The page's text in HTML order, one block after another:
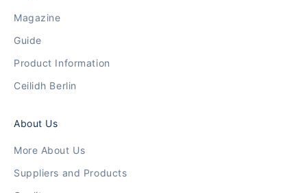
Magazine
Guide
Product Information
Ceilidh Berlin
About Us
More About Us
Suppliers and Products